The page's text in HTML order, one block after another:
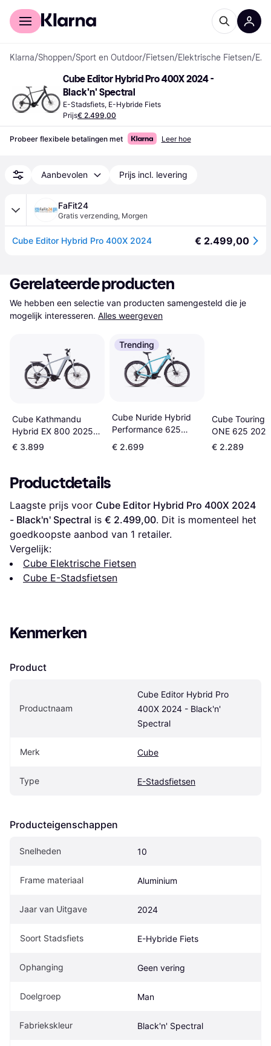
Voor shoppers
Klarna/Shoppen/Sport en Outdoor/Fietsen/Elektrische Fietsen/ E-Stadsfietsen
Cube Editor Hybrid Pro 400X 2024 -
Black'n' Spectral
E-Stadsfiets, E-Hybride Fiets
Prijs€ 2.499,00
Probeer flexibele betalingen met Leer hoe
Aanbevolen Prijs incl. levering
FaFit24
Gratis verzending, Morgen
Cube Editor Hybrid Pro 400X 2024 € 2.499,00
Gerelateerde producten
We hebben een selectie van producten samengesteld die je
mogelijk interesseren. Alles weergeven
Cube Kathmandu
Hybrid EX 800 2025 -
Haze/Black
€ 3.899
Trending
Cube Nuride Hybrid
Performance 625
Allroad 2025
€ 2.699
Cube Touring
ONE 625
Cotton/Black
€ 2.289
Productdetails
Laagste prijs voor Cube Editor Hybrid Pro 400X 2024
- Black'n' Spectral is € 2.499,00. Dit is momenteel het
goedkoopste aanbod van 1 retailer.
Vergelijk:
Cube Elektrische Fietsen
Cube E-Stadsfietsen
Kenmerken
Product
Productnaam
Cube Editor Hybrid Pro
400X 2024 - Black'n'
Spectral
Merk Cube
Type E-Stadsfietsen
Producteigenschappen
Snelheden 10
Frame materiaal Aluminium
Jaar van Uitgave 2024
Soort Stadsfiets E-Hybride Fiets
Ophanging Geen vering
Doelgroep Man
Fabriekskleur Black'n' Spectral